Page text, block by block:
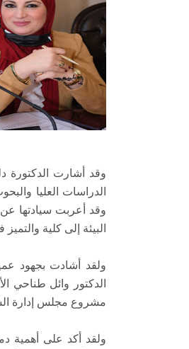
وقد أشارت الدكتورة
الدراسات العليا
وقد أعربت سيادتها عن
البيئة إلى كلية
ولقد أشادت بجهود
الدكتور وائل طناحي
مشروع مجلس إدارة
ولقد أكد على أهمية